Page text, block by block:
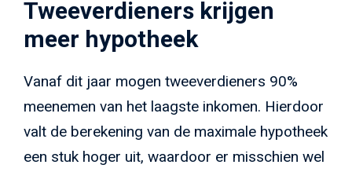
Tweeverdieners krijgen
meer hypotheek
Vanaf dit jaar mogen tweeverdieners 90%
meenemen van het laagste inkomen. Hierdoor
valt de berekening van de maximale hypotheek
een stuk hoger uit, waardoor er misschien wel